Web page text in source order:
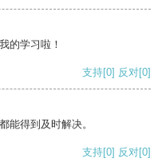
的学习啦！
支持[0] 反对[0]
能得到及时解决。
支持[0] 反对[0]